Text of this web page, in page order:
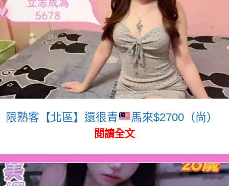
限熟客【北區】還很青 馬來$2700（尚）
閱讀全文